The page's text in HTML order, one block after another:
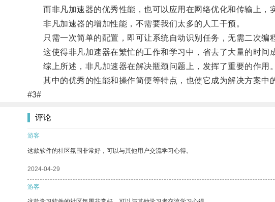
而非凡加速器的优秀性能，也可以应用在网络优化和传输上，
非凡加速器的增加性能，不需要我们太多的人工干预。
只需一次简单的配置，即可让系统自动识别任务，无需二次编
这使得非凡加速器在繁忙的工作和学习中，省去了大量的时间
综上所述，非凡加速器在解决瓶颈问题上，发挥了重要的作用。
其中的优秀的性能和操作简便等特点，也使它成为解决方案中
#3#
评论
游客
这款软件的社区氛围非常好，可以与其他用户交流学习心得。
2024-04-29
游客